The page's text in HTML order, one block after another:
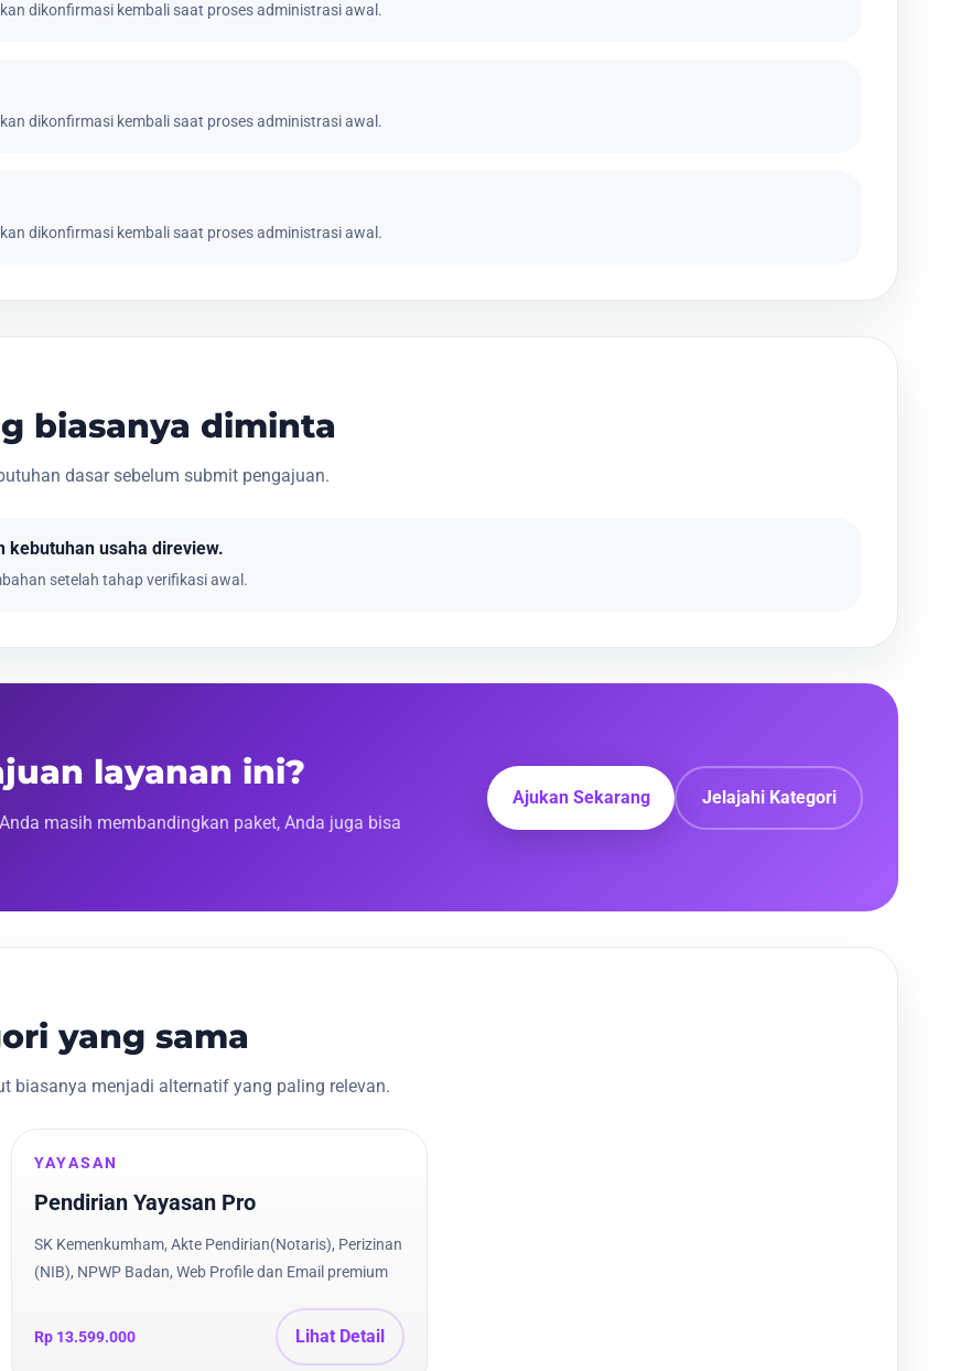
dikonfirmasi kembali saat proses administrasi awal.
dikonfirmasi kembali saat proses administrasi awal.
dikonfirmasi kembali saat proses administrasi awal.
biasanya diminta
dasar sebelum submit pengajuan.
usaha direview.
setelah tahap verifikasi awal.
layanan ini?
masih membandingkan paket, Anda juga bisa
Ajukan Sekarang Jelajahi Kategori
yang sama
biasanya menjadi alternatif yang paling relevan.
YAYASAN
Pendirian Yayasan Pro
SK Kemenkumham, Akte Pendirian(Notaris), Perizinan
(NIB), NPWP Badan, Web Profile dan Email premium
Rp 13.599.000 Lihat Detail